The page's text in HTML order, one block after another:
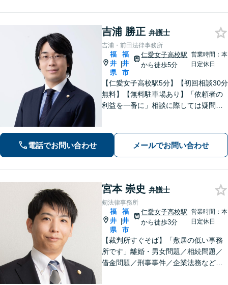
吉浦 勝正 弁護士
吉浦・前田法律事務所
福
井
県
|
福
井
市
仁愛女子高校駅
から徒歩5分
営業時間：本
日定休日
【仁愛女子高校駅5分】【初回相談30分
無料】【無料駐車場あり】「依頼者の
利益を一番に」相談に際しては疑問に
ております。企業法務/債権回収/離婚問
題【当日・夜間・土日対応可（要相
電話でお問い合わせ メールでお問い合わせ
宮本 崇史 弁護士
剱法律事務所
福
井
県
|
福
井
市
仁愛女子高校駅
から徒歩3分
営業時間：本
日定休日
【裁判所すぐそば】「敷居の低い事務
所です」離婚・男女問題／相続問題／
借金問題／刑事事件／企業法務など、